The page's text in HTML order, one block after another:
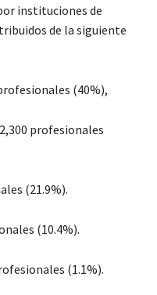
instituciones de
de la siguiente
(40%),
profesionales
(21.9%).
(10.4%).
(1.1%).